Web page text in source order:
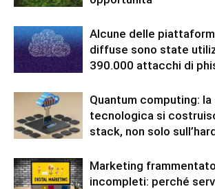
Alcune delle
diffuse sono state
390.000 attacchi di
Quantum computing: la
tecnologica si
stack, non solo
Marketing
incompleti: perché